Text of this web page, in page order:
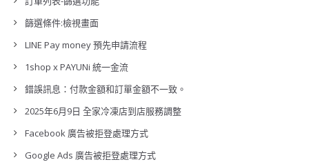
篩選條件:檢視畫面
LINE Pay money 預先申請流程
1shop x PAYUNi 統一金流
錯誤訊息：付款金額和訂單金額不一致。
2025年6月9日 全家冷凍店到店服務調整
Facebook 廣告被拒登處理方式
Google Ads 廣告被拒登處理方式